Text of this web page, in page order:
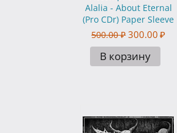
Alalia - About Eternal
(Pro CDr) Paper Sleeve
500.00 ₽ 300.00 ₽
В корзину